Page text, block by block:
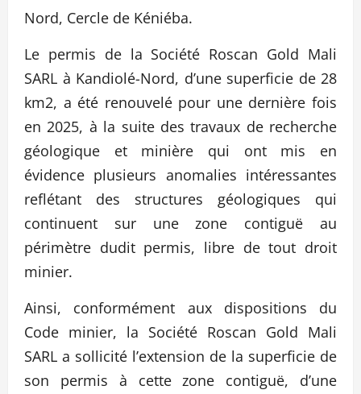
Nord, Cercle de Kéniéba.
Le permis de la Société Roscan Gold Mali
SARL à Kandiolé-Nord, d’une superficie de 28
km2, a été renouvelé pour une dernière fois
en 2025, à la suite des travaux de recherche
géologique et minière qui ont mis en
évidence plusieurs anomalies intéressantes
reflétant des structures géologiques qui
continuent sur une zone contiguë au
périmètre dudit permis, libre de tout droit
minier.
Ainsi, conformément aux dispositions du
Code minier, la Société Roscan Gold Mali
SARL a sollicité l’extension de la superficie de
son permis à cette zone contiguë, d’une